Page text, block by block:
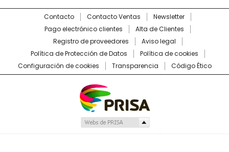
Contacto Contacto Ventas
Newsletter
Pago electrónico clientes
Alta de Clientes
Registro de proveedores
Aviso legal
Política de Protección de Datos
Política de cookies
Configuración de cookies
Transparencia Código Ético